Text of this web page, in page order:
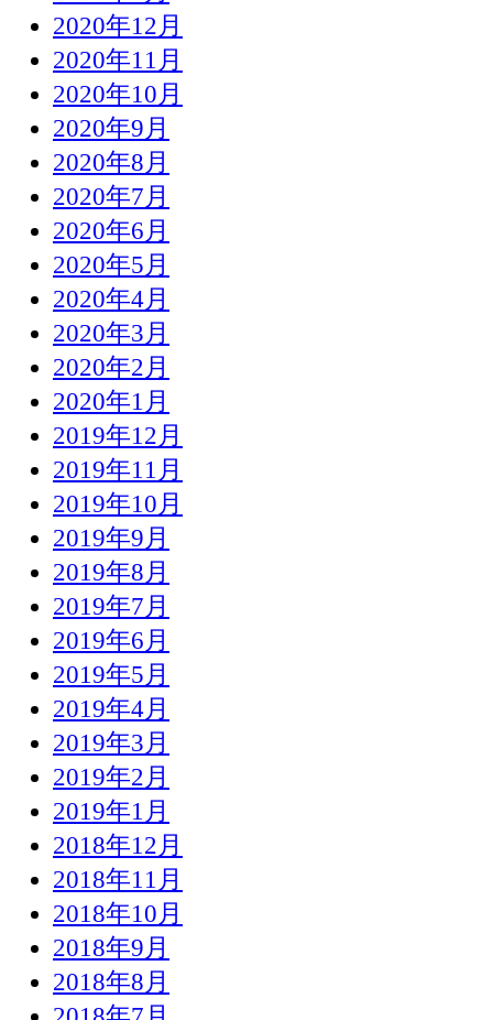
2020年12月
2020年11月
2020年10月
2020年9月
2020年8月
2020年7月
2020年6月
2020年5月
2020年4月
2020年3月
2020年2月
2020年1月
2019年12月
2019年11月
2019年10月
2019年9月
2019年8月
2019年7月
2019年6月
2019年5月
2019年4月
2019年3月
2019年2月
2019年1月
2018年12月
2018年11月
2018年10月
2018年9月
2018年8月